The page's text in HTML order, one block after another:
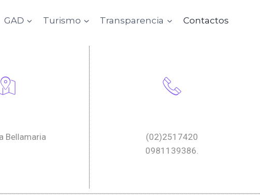
GAD Turismo Transparencia Contactos
Bellamaria
(02)2517420
0981139386.